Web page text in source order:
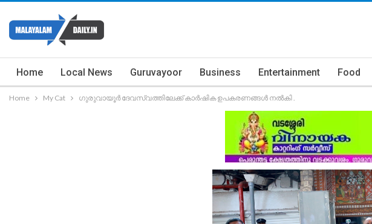
Home Local News Guruvayoor Business Entertainment Food
Home My Cat ഗുരുവായൂർ ദേവസ്വത്തിലേക്ക് കാർഷിക ഉപകരണങ്ങൾ നൽകി .